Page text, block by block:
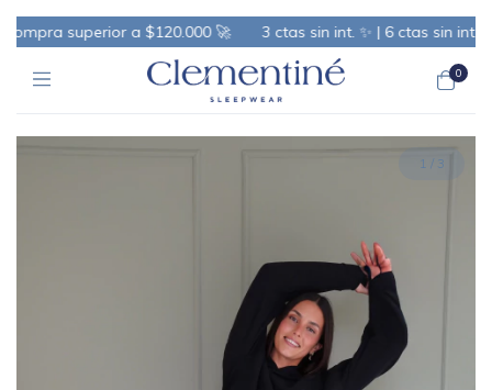
superior a $120.000 🚀 3 ctas sin int. ✨ | 6 ctas sin int.
0
1 / 3